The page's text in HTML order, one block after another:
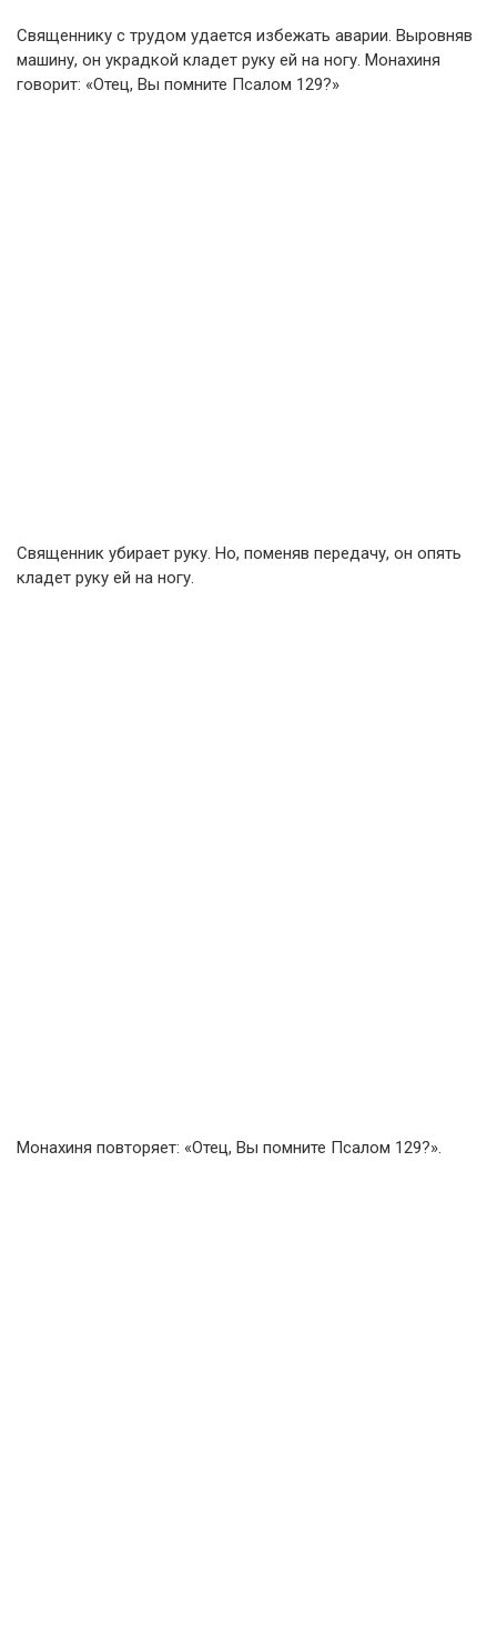
Священнику с трудом удается избежать аварии. Выровняв
машину, он украдкой кладет руку ей на ногу. Монахиня
говорит: «Отец, Вы помните Псалом 129?»
Священник убирает руку. Но, поменяв передачу, он опять
кладет руку ей на ногу.
Монахиня повторяет: «Отец, Вы помните Псалом 129?».